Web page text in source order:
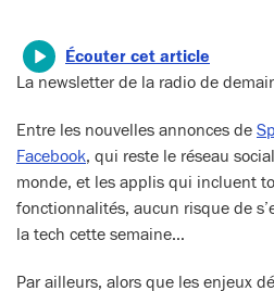
Écouter cet article
La newsletter de la radio de
Entre les nouvelles annonces de
Facebook, qui reste le réseau
monde, et les applis qui incluent
fonctionnalités, aucun risque de
la tech cette semaine…
Par ailleurs, alors que les enjeux